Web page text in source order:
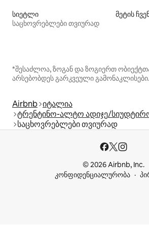
სიეტლი
საცხოვრებლები თვიურად
მეტის
*შესაძლოა, ზოგან და ზოგიერთ
არსებობდეს გარკვეული გამონაკლისები.
Airbnb იტალია
ტრენტინო-ალტო ადიჯე/
საცხოვრებლები თვიურად
© 2026 Airbnb, Inc.
კონფიდენციალურობა